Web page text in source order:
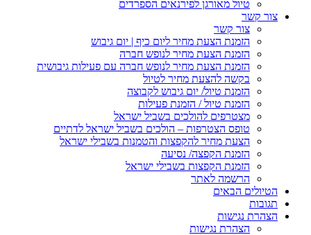
טיול מאורגן לפירנאים הספרדים
צור קשר
צור קשר
הזמנת הצעת מחיר ליום כיף | יום גיבוש
הזמנת הצעת מחיר לנופש חברה
הזמנת הצעת מחיר לנופש חברה עם פעילות גיבושית
בקשה להצעת מחיר לטיול
הזמנת טיול/ יום גיבוש לקבוצה
הזמנת טיול / הזמנת פעילות
מצטרפים להולכים בשביל ישראל
טופס הצטרפות – הולכים בשביל ישראל לדתיים
הצעת מחיר להקפצות והטמנות בשבילי ישראל
הזמנת הקפצה/ נסיעה
הזמנת הקפצות בשבילי ישראל
הרשמה לאתר
הטיולים הבאים
תגובות
הצהרת נגישות
הצהרת נגישות